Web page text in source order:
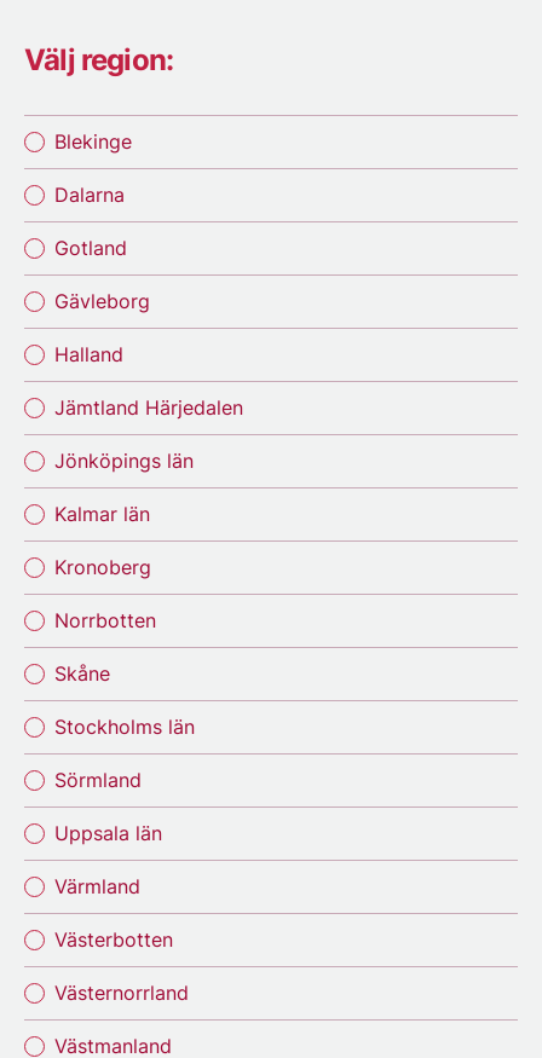
Välj region:
Blekinge
Dalarna
Gotland
Gävleborg
Halland
Jämtland Härjedalen
Jönköpings län
Kalmar län
Kronoberg
Norrbotten
Skåne
Stockholms län
Sörmland
Uppsala län
Värmland
Västerbotten
Västernorrland
Västmanland